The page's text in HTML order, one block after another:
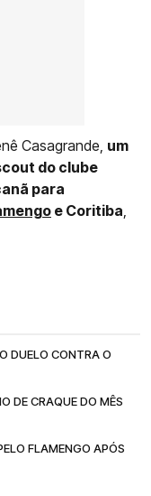
Casagrande, um
do clube
para
e Coritiba
DUELO CONTRA O
DE CRAQUE DO MÊS
FLAMENGO APÓS